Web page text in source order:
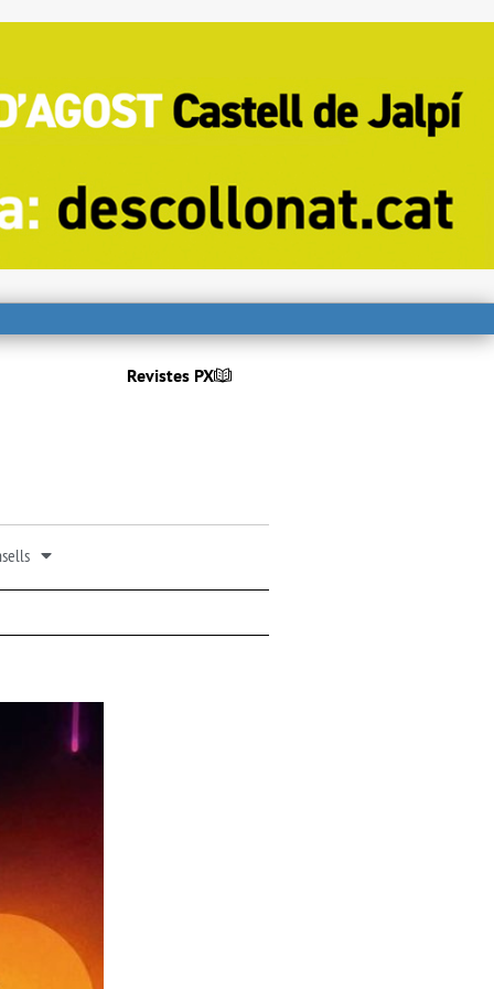
Revistes PX